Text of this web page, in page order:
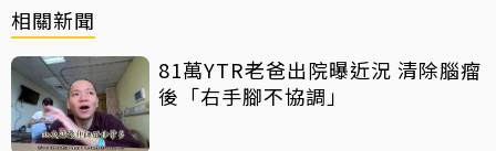
相關新聞
81萬YTR老爸出院曝近況 清除腦瘤
後「右手腳不協調」